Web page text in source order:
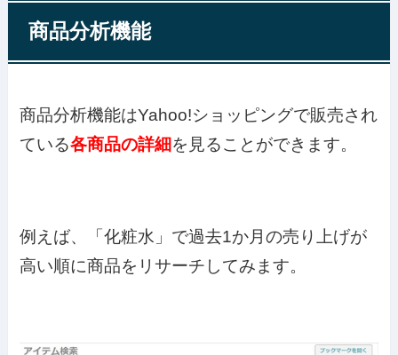
商品分析機能
商品分析機能はYahoo!ショッピングで販売され
ている各商品の詳細を見ることができます。
例えば、「化粧水」で過去1か月の売り上げが
高い順に商品をリサーチしてみます。